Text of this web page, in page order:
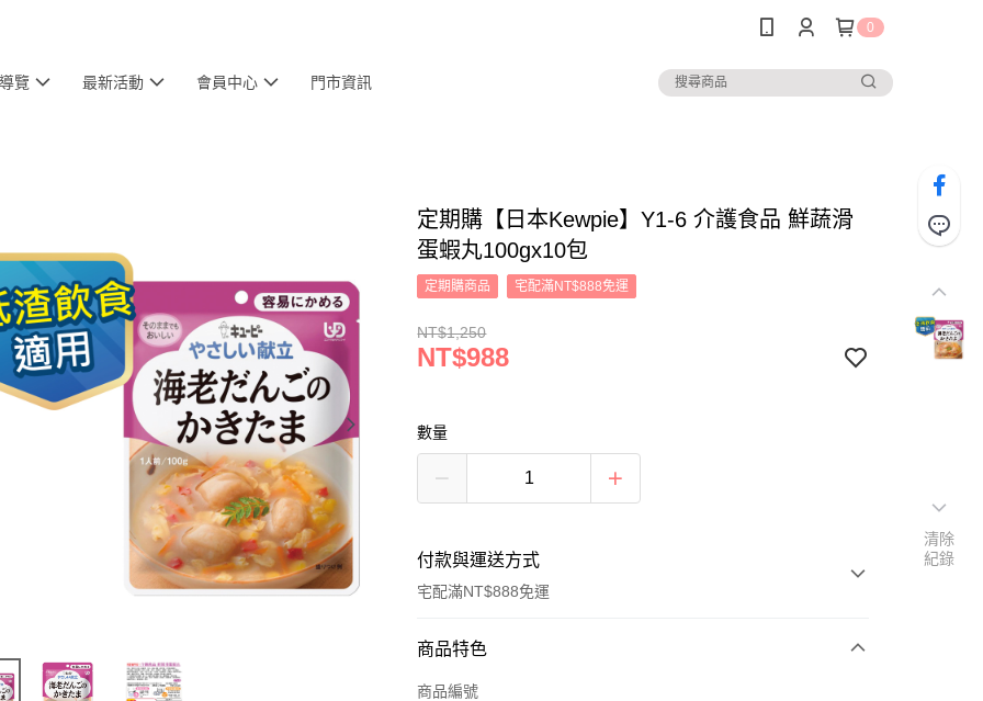
0
覽 最新活動 會員中心 門市資訊
定期購【日本Kewpie】Y1-6 介護食品 鮮蔬滑
蛋蝦丸100gx10包
定期購商品 宅配滿NT$888免運
NT$1,250
NT$988
數量
付款與運送方式
宅配滿NT$888免運
付款方式
信用卡一次付款
商品特色
商品編號
清除
紀錄